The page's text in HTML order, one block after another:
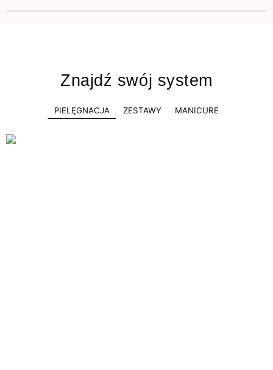
Znajdź swój system
PIELĘGNACJA ZESTAWY MANICURE